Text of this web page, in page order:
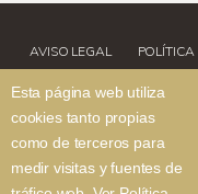
Esta página web utiliza
cookies tanto propias
como de terceros para
medir visitas y fuentes de
AVISO LEGAL
Copyright ©